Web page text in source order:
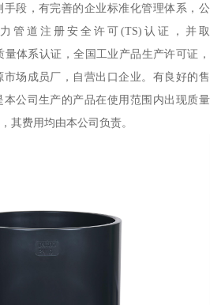
段，有完善的企业标准化管理体系，公
管道注册安全许可(TS)认证，并取
量体系认证，全国工业产品生产许可证，
场成员厂，自营出口企业。有良好的售
本公司生产的产品在使用范围内出现质量
其费用均由本公司负责。